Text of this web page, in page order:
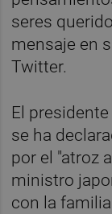
seres
mensaje en
Twitter.
El
se ha
por el "atroz
ministro
con la